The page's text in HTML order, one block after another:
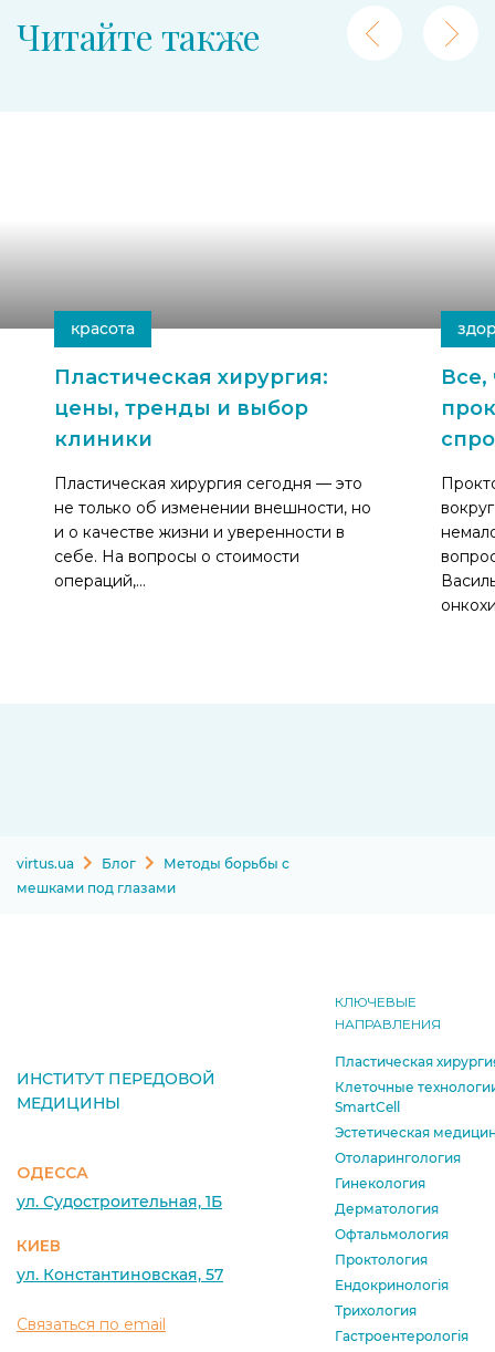
Читайте также
красота
Пластическая хирургия:
цены, тренды и выбор
клиники
Пластическая хирургия сегодня — это
не только об изменении внешности, но
и о качестве жизни и уверенности в
себе. На вопросы о стоимости
операций,…
Все,
virtus.ua Блог
Методы борьбы с
мешками под глазами
ИНСТИТУТ ПЕРЕДОВОЙ
МЕДИЦИНЫ
ОДЕССА
ул. Судостроительная, 1Б
КИЕВ
ул. Константиновская, 57
Связаться по email
КЛЮЧЕВЫЕ
НАПРАВЛЕНИЯ
Пластическая
Клеточные
SmartCell
Эстетическая
Отоларингология
Гинекология
Дерматология
Офтальмология
Проктология
Ендокринологія
Трихология
Гастроентерологія